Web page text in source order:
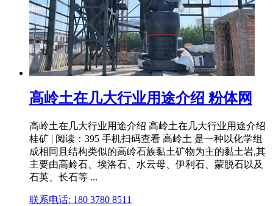
高岭土在几大行业用途介绍 粉体网
高岭土在几大行业用途介绍 高岭土在几大行业用途介绍
桂矿 | 阅读：395 手机扫码查看 高岭土 是一种以化学组
成相同且结构类似的高岭石族黏土矿物为主的黏土岩,其
主要由高岭石、埃洛石、水云母、伊利石、蒙脱石以及
石英、长石等 ...
联系电话: 180 3780 8511